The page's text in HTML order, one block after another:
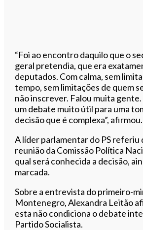
“Foi ao encontro daquilo que o
geral pretendia, que era
deputados. Com calma, sem
tempo, sem limitações de quem
não inscrever. Falou muita gente.
um debate muito útil para uma
decisão que é complexa”, afirmou.
A líder parlamentar do PS referiu
reunião da Comissão Política
qual será conhecida a decisão,
marcada.
Sobre a entrevista do primeiro-
Montenegro, Alexandra Leitão
esta não condiciona o debate
Partido Socialista.